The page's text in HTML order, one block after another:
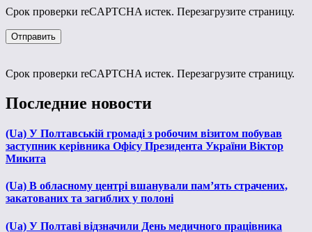
Срок проверки reCAPTCHA истек. Перезагрузите страницу.
Срок проверки reCAPTCHA истек. Перезагрузите страницу.
Последние новости
(Ua) У Полтавській громаді з робочим візитом побував
заступник керівника Офісу Президента України Віктор
Микита
(Ua) В обласному центрі вшанували пам’ять страчених,
закатованих та загиблих у полоні
(Ua) У Полтаві відзначили День медичного працівника